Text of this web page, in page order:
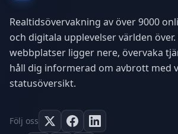
Realtidsövervakning av över 9000
och digitala upplevelser världen
webbplatser ligger nere, övervaka
håll dig informerad om avbrott med
statusöversikt.
Följ oss